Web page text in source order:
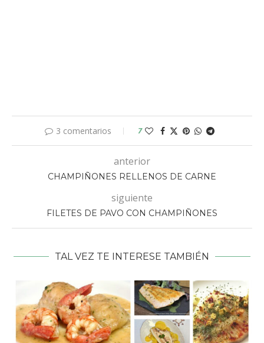
3 comentarios 7
anterior
CHAMPIÑONES RELLENOS DE CARNE
siguiente
FILETES DE PAVO CON CHAMPIÑONES
TAL VEZ TE INTERESE TAMBIÉN